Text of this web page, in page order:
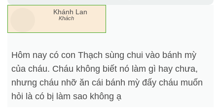
Khánh Lan
Khách
Hôm nay có con Thạch sùng chui vào bánh mỳ
của cháu. Cháu không biết nó làm gì hay chưa,
nhưng cháu nhỡ ăn cái bánh mỳ đấy cháu muốn
hỏi là có bị làm sao không ạ